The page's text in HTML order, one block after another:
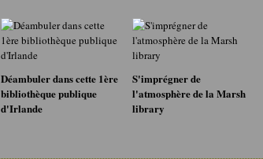
Déambuler dans cette 1ère
bibliothèque publique
d'Irlande
S'imprégner de
l'atmosphère de la Marsh
library